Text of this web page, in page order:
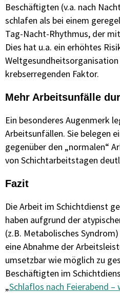
Beschäftigten (v.a. nach
schlafen als bei einem
Tag-Nacht-Rhythmus, der
Dies hat u.a. ein erhöhtes
krebserregenden Faktor.
Mehr Arbeitsunfälle
Ein besonderes Augenmerk
Arbeitsunfällen. Sie belegen
gegenüber den „normalen“
von Schichtarbeitstagen
Fazit
Die Arbeit im Schichtdienst
haben aufgrund der
(z.B. Metabolisches
eine Abnahme der
umsetzbar wie möglich zu
Beschäftigten im
„Schlaflos nach Feierabend